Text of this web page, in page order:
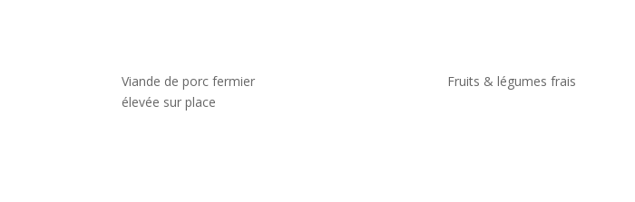
Viande de porc fermier
élevée sur place
Fruits & légumes frais